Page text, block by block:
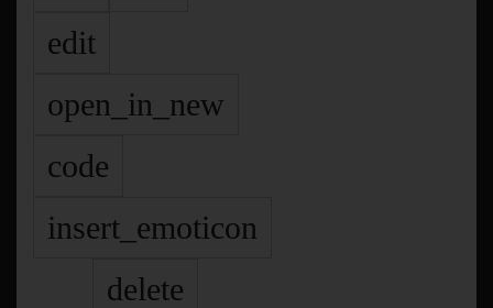
edit
open_in_new
code
insert_emoticon
delete